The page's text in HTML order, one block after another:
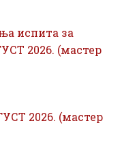
испита за
2026. (мастер
2026. (мастер